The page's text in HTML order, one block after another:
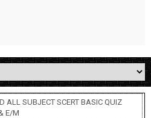
ALL SUBJECT SCERT BASIC QUIZ
E/M